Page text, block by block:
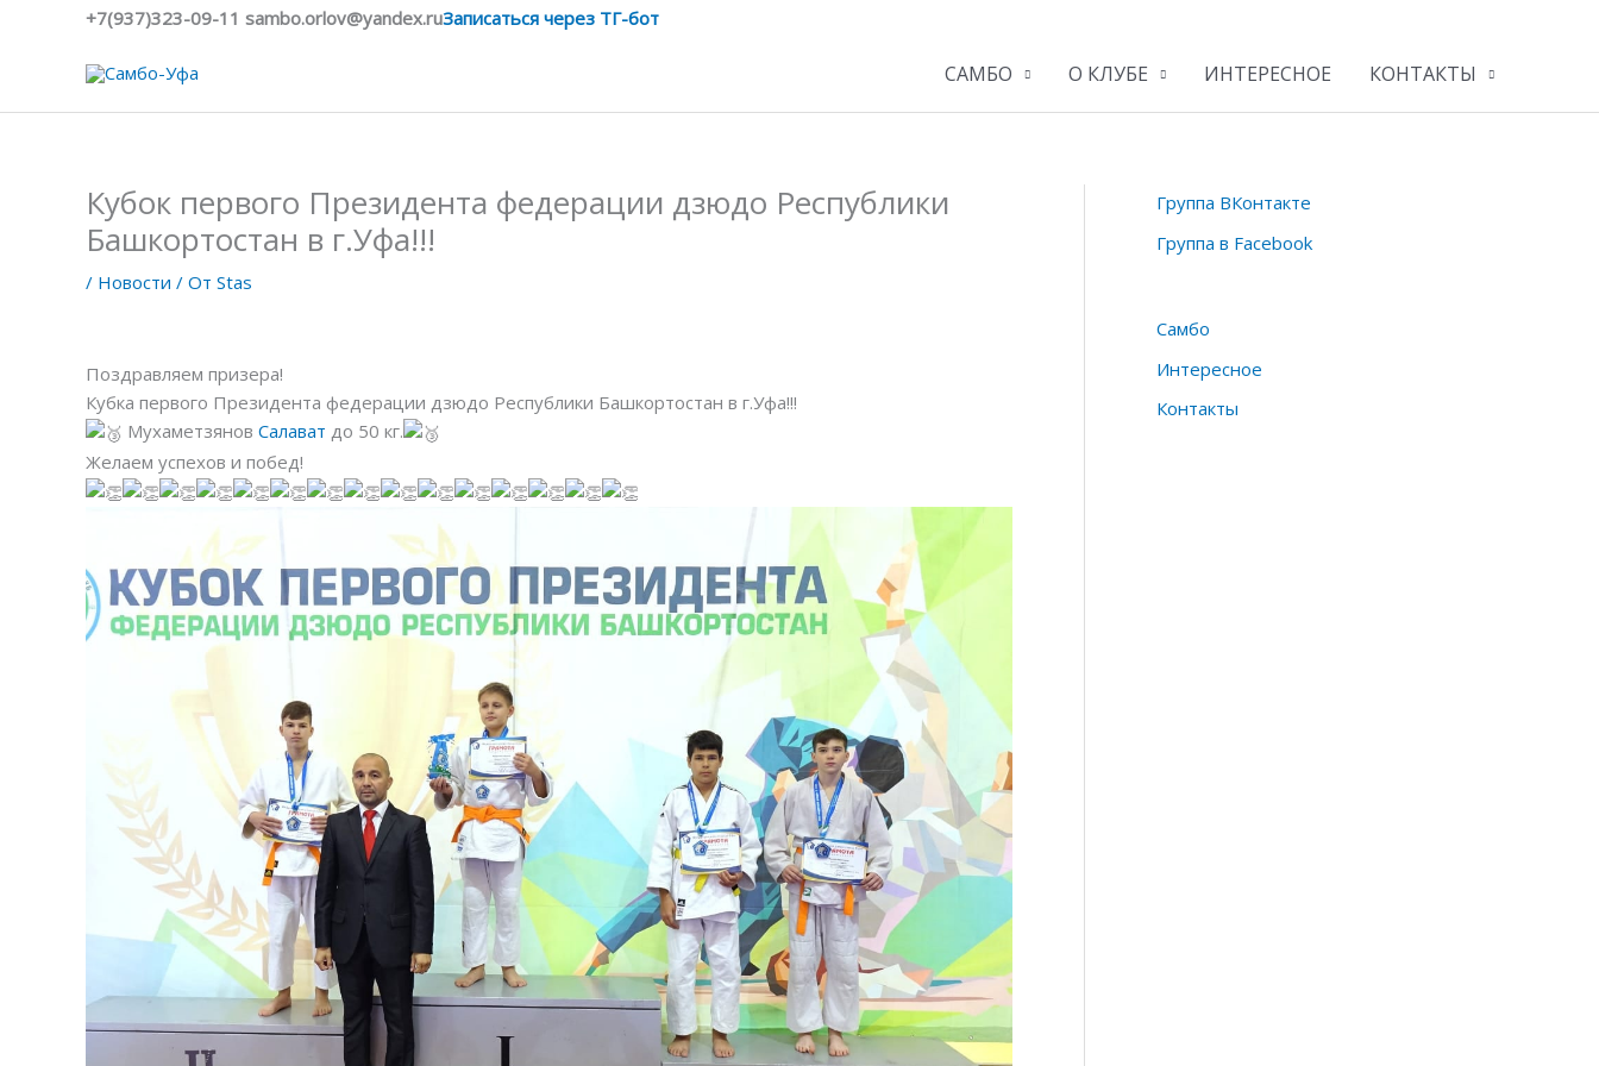
содержимому
+7(937)323-09-11 sambo.orlov@yandex.ruЗаписаться через ТГ-бот
САМБО О КЛУБЕ ИНТЕРЕСНОЕ КОНТАКТЫ
Кубок первого Президента федерации дзюдо Республики
Башкортостан в г.Уфа!!!
/ Новости / От Stas
Поздравляем призера!
Кубка первого Президента федерации дзюдо Республики Башкортостан в г.Уфа!!!
Мухаметзянов Салават до 50 кг.
Желаем успехов и побед!
Группа ВКонтакте
Группа в Facebook
Самбо
Интересное
Контакты